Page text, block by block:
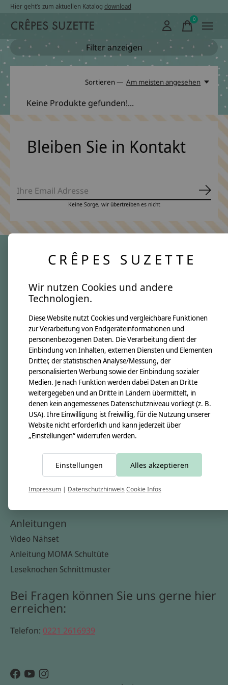
Hier geht’s zum aktuellen Katalog download
0items
Filter anzeigen
Sortieren — Am meisten angesehen
Keine Produkte gefunden!...
Bleiben Sie in Kontakt
Keine Sorge, wir übertreiben es nicht
Über uns
Unsere Creppies
Nähkästchen
Unsere Stoffe
Impressum
Informationen
Kontakt
Versandkosten & Rücksendungen
Zahlungsarten
Widerrufsbelehrung
Anleitungen
Video Nähset
Anleitung MOMA Schultüte
Leseknochen Schnittmuster
Bei Fragen können Sie uns gerne hier
erreichen:
Telefon: 0221 2616939
CRÊPES SUZETTE
Wir nutzen Cookies und andere
Technologien.
Diese Website nutzt Cookies und vergleichbare Funktionen
zur Verarbeitung von Endgeräteinformationen und
personenbezogenen Daten. Die Verarbeitung dient der
Einbindung von Inhalten, externen Diensten und Elementen
Dritter, der statistischen Analyse/Messung, der
personalisierten Werbung sowie der Einbindung sozialer
Medien. Je nach Funktion werden dabei Daten an Dritte
weitergegeben und an Dritte in Ländern übermittelt, in
denen kein angemessenes Datenschutzniveau vorliegt (z. B.
USA). Ihre Einwilligung ist freiwillig, für die Nutzung unserer
Website nicht erforderlich und kann jederzeit über
„Einstellungen“ widerrufen werden.
Einstellungen Alles akzeptieren
Impressum | DatenschutzhinweisCookie Infos